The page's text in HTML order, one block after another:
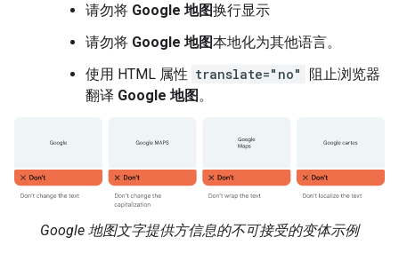
请勿将 Google 地图换行显示
请勿将 Google 地图本地化为其他语言。
使用 HTML 属性 translate="no"
阻止浏览器
翻译 Google 地图 。
Google 地图文字提供方信息的不可接受的变体示例